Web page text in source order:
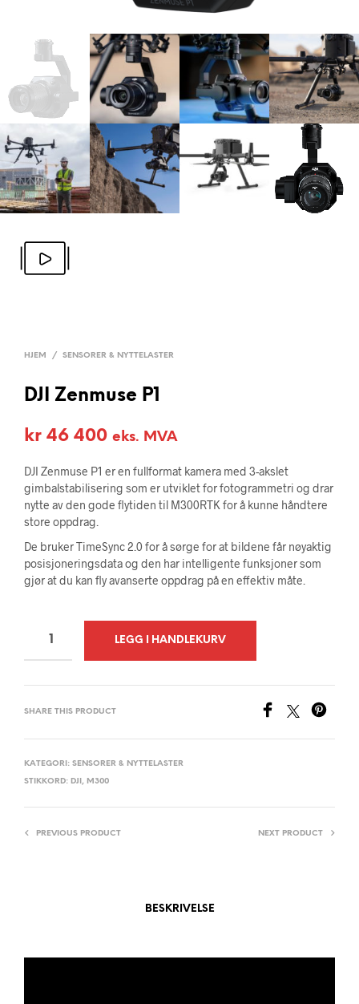
HJEM / SENSORER & NYTTELASTER
DJI Zenmuse P1
kr 46 400 eks. MVA
DJI Zenmuse P1 er en fullformat kamera med 3-akslet
gimbalstabilisering som er utviklet for fotogrammetri og drar
nytte av den gode flytiden til M300RTK for å kunne håndtere
store oppdrag.
De bruker TimeSync 2.0 for å sørge for at bildene får nøyaktig
posisjoneringsdata og den har intelligente funksjoner som
gjør at du kan fly avanserte oppdrag på en effektiv måte.
LEGG I HANDLEKURV
N
SHARE THIS PRODUCT
KATEGORI: SENSORER & NYTTELASTER
STIKKORD: DJI , M300
PREVIOUS PRODUCT NEXT PRODUCT
BESKRIVELSE